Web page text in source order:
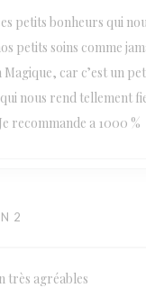
petits bonheurs qui
petits soins comme
Magique, car c’est un
nous rend tellement
recommande a 1000 %
2
très agréables